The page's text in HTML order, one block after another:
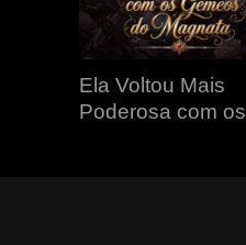
Ela Voltou Mais
Poderosa com os